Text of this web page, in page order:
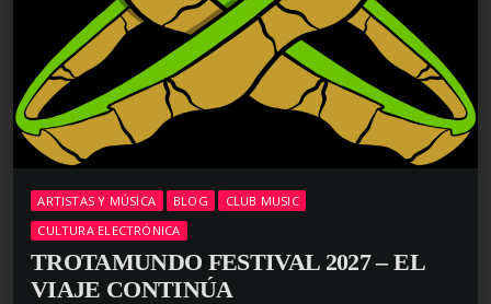
ARTISTAS Y MÚSICA BLOG
CLUB MUSIC
CULTURA ELECTRÓNICA
TROTAMUNDO FESTIVAL 2027 – EL
VIAJE CONTINÚA